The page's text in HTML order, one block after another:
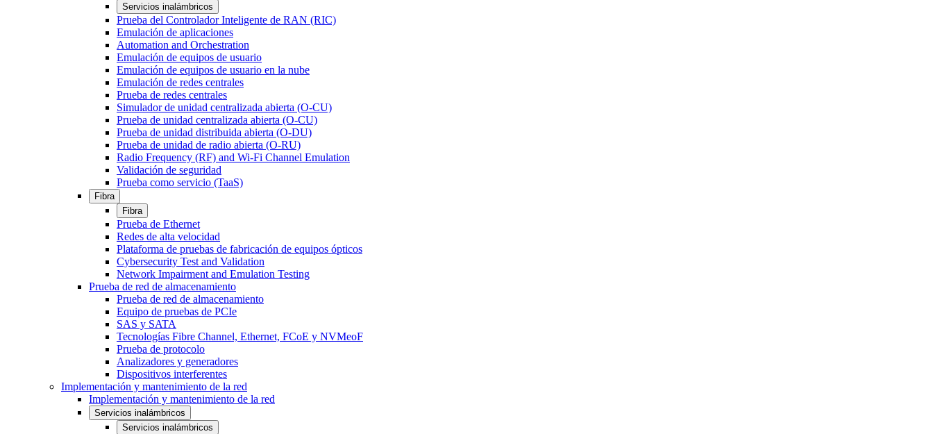
Servicios inalámbricos
Prueba del Controlador Inteligente de RAN (RIC)
Emulación de aplicaciones
Automation and Orchestration
Emulación de equipos de usuario
Emulación de equipos de usuario en la nube
Emulación de redes centrales
Prueba de redes centrales
Simulador de unidad centralizada abierta (O-CU)
Prueba de unidad centralizada abierta (O-CU)
Prueba de unidad distribuida abierta (O-DU)
Prueba de unidad de radio abierta (O-RU)
Radio Frequency (RF) and Wi-Fi Channel Emulation
Validación de seguridad
Prueba como servicio (TaaS)
Fibra
Fibra
Prueba de Ethernet
Redes de alta velocidad
Plataforma de pruebas de fabricación de equipos ópticos
Cybersecurity Test and Validation
Network Impairment and Emulation Testing
Prueba de red de almacenamiento
Prueba de red de almacenamiento
Equipo de pruebas de PCIe
SAS y SATA
Tecnologías Fibre Channel, Ethernet, FCoE y NVMeoF
Prueba de protocolo
Analizadores y generadores
Dispositivos interferentes
Implementación y mantenimiento de la red
Implementación y mantenimiento de la red
Servicios inalámbricos
Servicios inalámbricos